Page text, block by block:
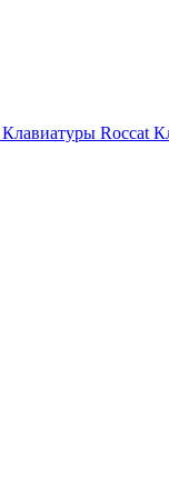
Клавиатуры Roccat